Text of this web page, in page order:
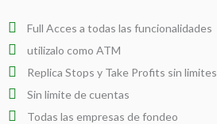
Full Acces a todas las funcionalidades
utilizalo como ATM
Replica Stops y Take Profits sin limites
Sin limite de cuentas
Todas las empresas de fondeo